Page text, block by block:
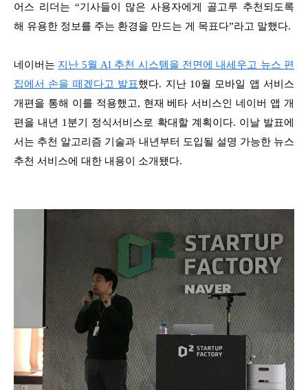
어스 리더는 “기사들이 많은 사용자에게 골고루 추천되도록
해 유용한 정보를 주는 환경을 만드는 게 목표다”라고 말했다.
네이버는 지난 5월 AI 추천 시스템을 전면에 내세우고 뉴스 편
집에서 손을 떼겠다고 발표했다. 지난 10월 모바일 앱 서비스
개편을 통해 이를 적용했고, 현재 베타 서비스인 네이버 앱 개
편을 내년 1분기 정식서비스로 확대할 계획이다. 이날 발표에
서는 추천 알고리즘 기술과 내년부터 도입될 설명 가능한 뉴스
추천 서비스에 대한 내용이 소개됐다.